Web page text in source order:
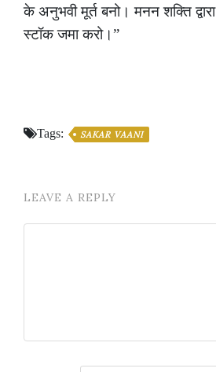
के अनुभवी मूर्त बनो। मनन शक्ति द्वारा
स्टॉक जमा करो।”
Tags: SAKAR VAANI
LEAVE A REPLY